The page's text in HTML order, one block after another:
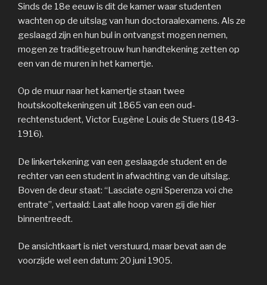
Sinds de 18e eeuw is dit de kamer waar studenten
wachten op de uitslag van hun doctoraalexamens. Als ze
geslaagd zijn en hun bul in ontvangst mogen nemen,
mogen ze traditiegetrouw hun handtekening zetten op
een van de muren in het kamertje.
Op de muur naar het kamertje staan twee
houtskooltekeningen uit 1865 van een oud-
rechtenstudent, Victor Eugène Louis de Stuers (1843-
1916).
De linkertekening van een geslaagde student en de
rechter van een student in afwachting van de uitslag.
Boven de deur staat: “Lasciate ogni Sperenza voi che
entrate”, vertaald: Laat alle hoop varen gij die hier
binnentreedt.
De ansichtkaart is niet verstuurd, maar bevat aan de
voorzijde wel een datum: 20 juni 1905.